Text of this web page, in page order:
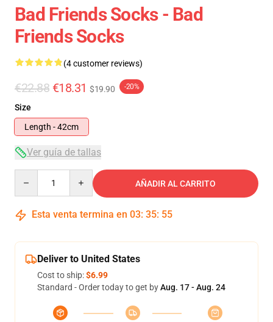
Bad Friends Socks - Bad
Friends Socks
(4 customer reviews)
€22.88 €18.31 $19.90 -20%
Size
Length - 42cm
Ver guía de tallas
AÑADIR AL CARRITO
Esta venta termina en 03: 35: 54
Deliver to United States
Cost to ship:$6.99
Standard - Order today to get byAug. 17 - Aug. 24